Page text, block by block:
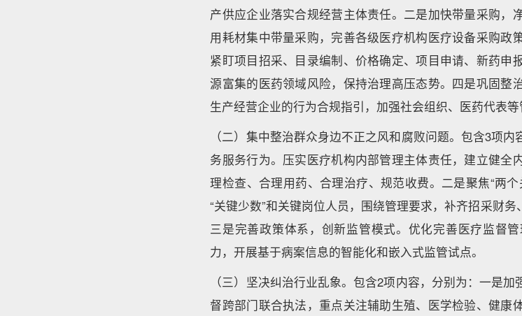
产供应企业落实合规经营主体责任。二是加快带量采购，
用耗材集中带量采购，完善各级医疗机构医疗设备采购政
紧盯项目招采、目录编制、价格确定、项目申请、新药申
源富集的医药领域风险，保持治理高压态势。四是巩固整
生产经营企业的行为合规指引，加强社会组织、医药代表等
（二）集中整治群众身边不正之风和腐败问题。包含3项
务服务行为。压实医疗机构内部管理主体责任，建立健全
理检查、合理用药、合理治疗、规范收费。二是聚焦“两
“关键少数”和关键岗位人员，围绕管理要求，补齐招采财务
三是完善政策体系，创新监管模式。优化完善医疗监督
力，开展基于病案信息的智能化和嵌入式监管试点。
（三）坚决纠治行业乱象。包含2项内容，分别为：一是
督跨部门联合执法，重点关注辅助生殖、医学检验、健康